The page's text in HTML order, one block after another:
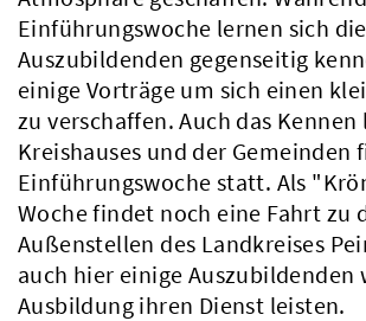
Einführungswoche lernen sich
Auszubildenden gegenseitig
einige Vorträge um sich einen
zu verschaffen. Auch das Kennen
Kreishauses und der Gemeinden
Einführungswoche statt. Als
Woche findet noch eine Fahrt zu
Außenstellen des Landkreises
auch hier einige Auszubildenden
Ausbildung ihren Dienst leisten.